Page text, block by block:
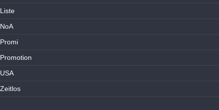
Liste
NoA
Promi
Promotion
USA
Zeitlos